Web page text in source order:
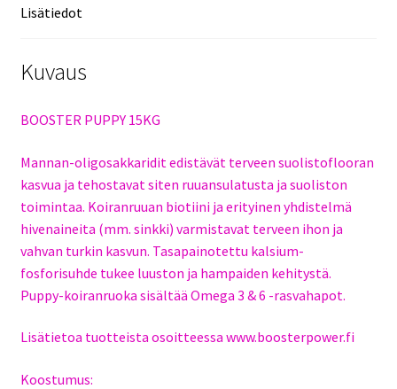
Lisätiedot
Kuvaus
BOOSTER PUPPY 15KG
Mannan-oligosakkaridit edistävät terveen suolistoflooran
kasvua ja tehostavat siten ruuansulatusta ja suoliston
toimintaa. Koiranruuan biotiini ja erityinen yhdistelmä
hivenaineita (mm. sinkki) varmistavat terveen ihon ja
vahvan turkin kasvun. Tasapainotettu kalsium-
fosforisuhde tukee luuston ja hampaiden kehitystä.
Puppy-koiranruoka sisältää Omega 3 & 6 -rasvahapot.
Lisätietoa tuotteista osoitteessa www.boosterpower.fi
Koostumus: